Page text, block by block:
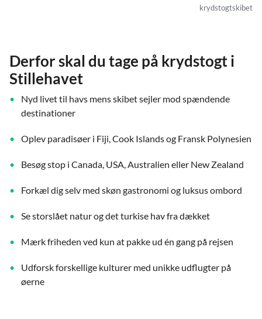
krydstogtskibet
Derfor skal du tage på krydstogt i
Stillehavet
Nyd livet til havs mens skibet sejler mod spændende
destinationer
Oplev paradisøer i Fiji, Cook Islands og Fransk Polynesien
Besøg stop i Canada, USA, Australien eller New Zealand
Forkæl dig selv med skøn gastronomi og luksus ombord
Se storslået natur og det turkise hav fra dækket
Mærk friheden ved kun at pakke ud én gang på rejsen
Udforsk forskellige kulturer med unikke udflugter på
øerne